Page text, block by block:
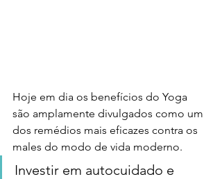
Hoje em dia os benefícios do Yoga
são amplamente divulgados como um
dos remédios mais eficazes contra os
males do modo de vida moderno.
Investir em autocuidado e